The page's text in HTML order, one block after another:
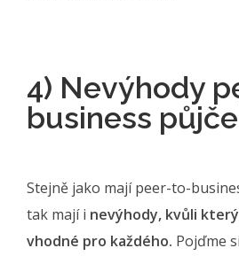
4) Nevýhody
business
Stejně jako mají peer-to-
tak mají i nevýhody, kvůli
vhodné pro každého. Pojďme